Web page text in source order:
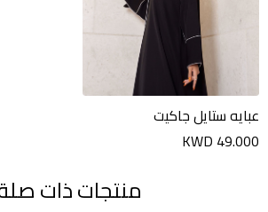
عبايه ستايل جاكيت
KWD 49.000
منتجات ذات صلة